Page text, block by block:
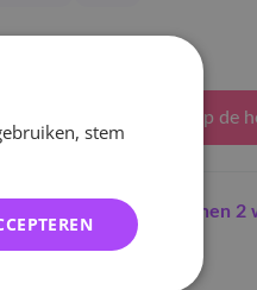
Houd mij op de
Indien op voorraad
binnen 2
stem